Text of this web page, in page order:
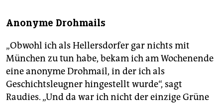
Anonyme Drohmails
„Obwohl ich als Hellersdorfer gar nichts mit
München zu tun habe, bekam ich am Wochenende
eine anonyme Drohmail, in der ich als
Geschichtsleugner hingestellt wurde“, sagt
Raudies. „Und da war ich nicht der einzige Grüne